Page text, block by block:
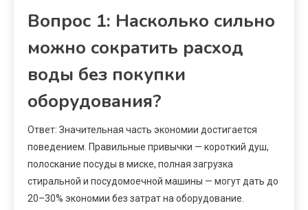
Вопрос 1: Насколько сильно
можно сократить расход
воды без покупки
оборудования?
Ответ: Значительная часть экономии достигается
поведением. Правильные привычки — короткий душ,
полоскание посуды в миске, полная загрузка
стиральной и посудомоечной машины — могут дать до
20–30% экономии без затрат на оборудование.